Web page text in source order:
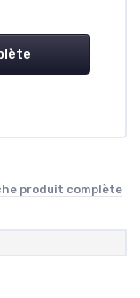
produit complète